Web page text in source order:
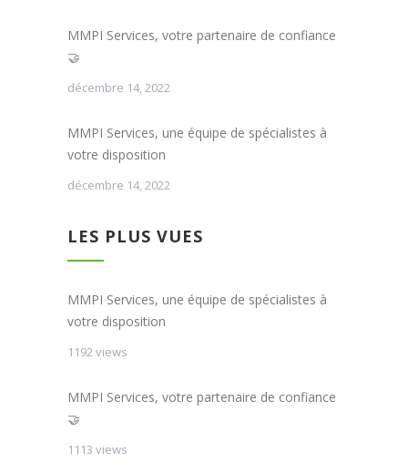
MMPI Services, votre partenaire de confiance
🤝
décembre 14, 2022
MMPI Services, une équipe de spécialistes à
votre disposition
décembre 14, 2022
LES PLUS VUES
MMPI Services, une équipe de spécialistes à
votre disposition
1192 views
MMPI Services, votre partenaire de confiance
🤝
1113 views